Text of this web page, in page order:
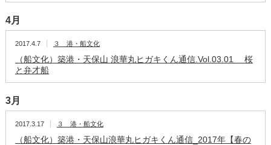
4月
2017.4.7 ３ 港・船文化
（船文化）築港・天保山 浪華丸ヒガキくん通信.Vol.03.01 桜
と弁才船
3月
2017.3.17 ３ 港・船文化
（船文化）築港・天保山浪華丸ヒガキくん通信_2017年【春の